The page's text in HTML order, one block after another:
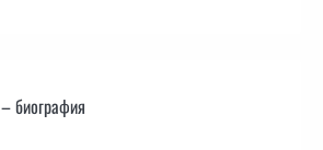
– биография